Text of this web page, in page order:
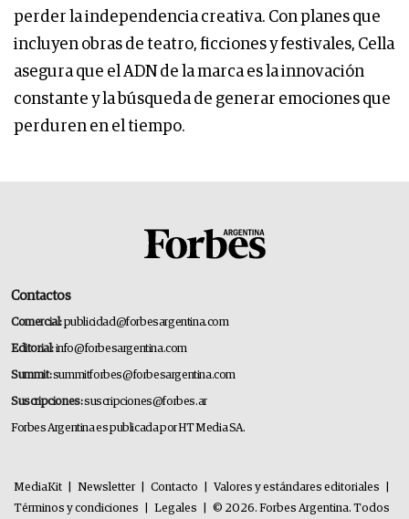
perder la independencia creativa. Con planes que
incluyen obras de teatro, ficciones y festivales, Cella
asegura que el ADN de la marca es la innovación
constante y la búsqueda de generar emociones que
perduren en el tiempo.
Contactos
Comercial:publicidad@forbesargentina.com
Editorial:info@forbesargentina.com
Summit:summitforbes@forbesargentina.com
Suscripciones:suscripciones@forbes.ar
Forbes Argentina es publicada por HT Media SA.
MediaKit Newsletter Contacto Valores y estándares editoriales
Términos y condiciones
Legales © 2026. Forbes Argentina. Todos